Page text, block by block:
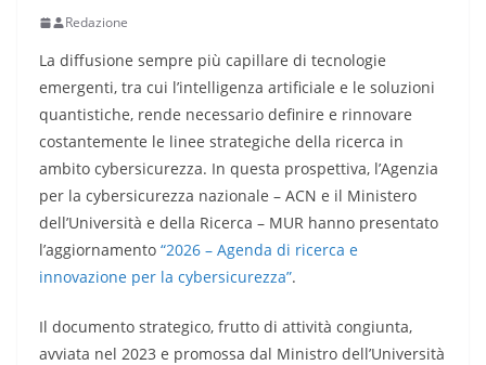
Redazione
La diffusione sempre più capillare di tecnologie
emergenti, tra cui l’intelligenza artificiale e le soluzioni
quantistiche, rende necessario definire e rinnovare
costantemente le linee strategiche della ricerca in
ambito cybersicurezza. In questa prospettiva, l’Agenzia
per la cybersicurezza nazionale – ACN e il Ministero
dell’Università e della Ricerca – MUR hanno presentato
l’aggiornamento “2026 – Agenda di ricerca e
innovazione per la cybersicurezza”.
Il documento strategico, frutto di attività congiunta,
avviata nel 2023 e promossa dal Ministro dell’Università